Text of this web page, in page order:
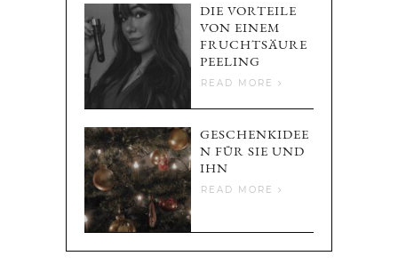
DIE VORTEILE
VON EINEM
FRUCHTSÄURE
PEELING
READ MORE
GESCHENKIDEE
N FÜR SIE UND
IHN
READ MORE